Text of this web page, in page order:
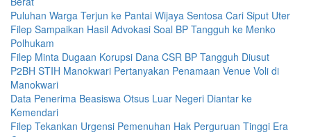
Puluhan Warga Terjun ke Pantai Wijaya Sentosa Cari Siput Uter
Filep Sampaikan Hasil Advokasi Soal BP Tangguh ke Menko
Polhukam
Filep Minta Dugaan Korupsi Dana CSR BP Tangguh Diusut
P2BH STIH Manokwari Pertanyakan Penamaan Venue Voli di
Manokwari
Data Penerima Beasiswa Otsus Luar Negeri Diantar ke
Kemendari
Filep Tekankan Urgensi Pemenuhan Hak Perguruan Tinggi Era